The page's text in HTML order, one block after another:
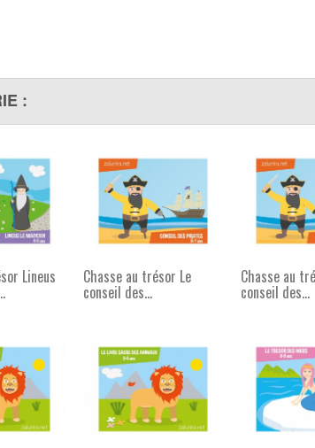
:
Lineus Chasse au trésor Le
conseil des...
Chasse au
conseil des...